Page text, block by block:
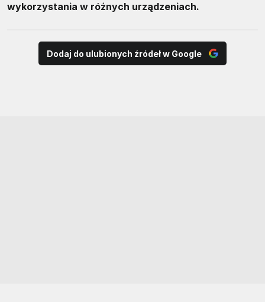
wykorzystania w różnych urządzeniach.
Dodaj do ulubionych źródeł w Google